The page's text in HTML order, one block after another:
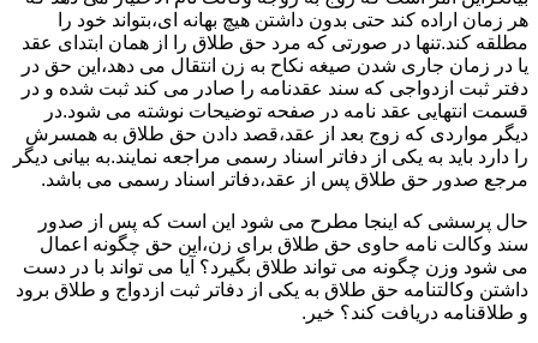
هر زمان اراده کند حتی بدون داشتن هیچ بهانه ای،بتواند خود را
مطلقه کند.تنها در صورتی که مرد حق طلاق را از همان ابتدای عقد
یا در زمان جاری شدن صیغه نکاح به زن انتقال می دهد،این حق در
دفتر ثبت ازدواجی که سند عقدنامه را صادر می کند ثبت شده و در
قسمت انتهایی عقد نامه در صفحه توضیحات نوشته می شود.در
دیگر مواردی که زوج بعد از عقد،قصد دادن حق طلاق به همسرش
را دارد باید به یکی از دفاتر اسناد رسمی مراجعه نمایند.به بیانی دیگر
مرجع صدور حق طلاق پس از عقد،دفاتر اسناد رسمی می باشد.
حال پرسشی که اینجا مطرح می شود این است که پس از صدور
سند وکالت نامه حاوی حق طلاق برای زن،این حق چگونه اعمال
می شود وزن چگونه می تواند طلاق بگیرد؟ آیا می تواند با در دست
داشتن وکالتنامه حق طلاق به یکی از دفاتر ثبت ازدواج و طلاق برود
و طلاقنامه دریافت کند؟ خیر.